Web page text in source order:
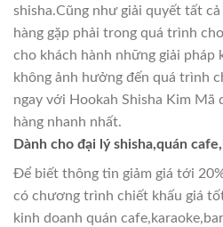
shisha.Cũng như giải quyết tất
hàng gặp phải trong quá trình
cho khách hành những giải pháp
không ảnh hưởng đến quá trình
ngay với Hookah Shisha Kim
hàng nhanh nhất.
Dành cho đại lý shisha,quán
Để biết thông tin giảm giá tới
có chương trình chiết khấu giá
kinh doanh quán